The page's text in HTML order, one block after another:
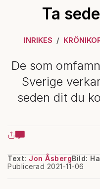
Ta
INRIKES
De som
Sverige
seden dit du
Text: Jon Åsberg
Publicerad 2021-11-06
Bild: